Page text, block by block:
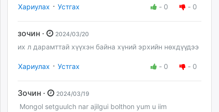
Хариулах · Устгах - 0 - 0
зочин · 2024/03/20
их л дарамттай хүүхэн байна хүний эрхийн нөхдүүдээ
Хариулах · Устгах - 0 - 0
Зочин · 2024/03/19
Mongol setguulch nar ajilgui bolthon yum u iim